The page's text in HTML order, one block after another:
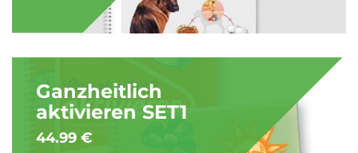
Ganzheitlich
aktivieren SET1
44.99 €